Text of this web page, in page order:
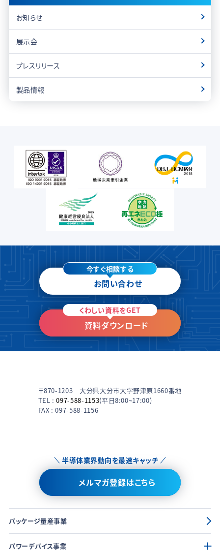
お知らせ
展示会
プレスリリース
製品情報
今すぐ相談する
お問い合わせ
くわしい資料をGET
資料ダウンロード
〒870-1203 大分県大分市大字野津原1660番地
TEL :097-588-1153(平日8:00~17:00)
FAX : 097-588-1156
半導体業界動向を最速キャッチ
メルマガ登録はこちら
パッケージ量産事業
パワーデバイス事業